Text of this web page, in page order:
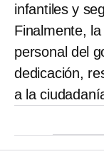
infantiles y
Finalmente,
personal del
dedicación,
a la